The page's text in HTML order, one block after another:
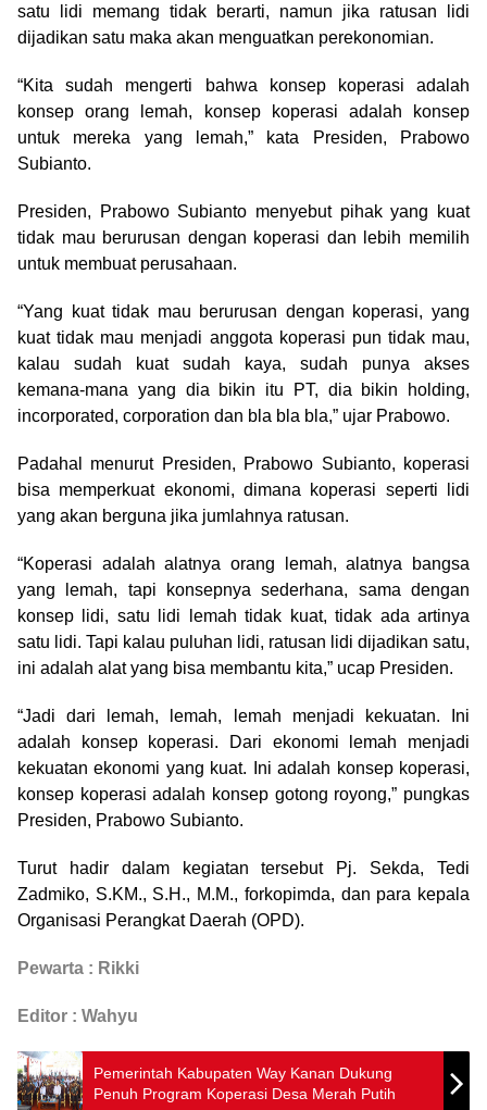
satu lidi memang tidak berarti, namun jika ratusan lidi
dijadikan satu maka akan menguatkan perekonomian.
“Kita sudah mengerti bahwa konsep koperasi adalah
konsep orang lemah, konsep koperasi adalah konsep
untuk mereka yang lemah,” kata Presiden, Prabowo
Subianto.
Presiden, Prabowo Subianto menyebut pihak yang kuat
tidak mau berurusan dengan koperasi dan lebih memilih
untuk membuat perusahaan.
“Yang kuat tidak mau berurusan dengan koperasi, yang
kuat tidak mau menjadi anggota koperasi pun tidak mau,
kalau sudah kuat sudah kaya, sudah punya akses
kemana-mana yang dia bikin itu PT, dia bikin holding,
incorporated, corporation dan bla bla bla,” ujar Prabowo.
Padahal menurut Presiden, Prabowo Subianto, koperasi
bisa memperkuat ekonomi, dimana koperasi seperti lidi
yang akan berguna jika jumlahnya ratusan.
“Koperasi adalah alatnya orang lemah, alatnya bangsa
yang lemah, tapi konsepnya sederhana, sama dengan
konsep lidi, satu lidi lemah tidak kuat, tidak ada artinya
satu lidi. Tapi kalau puluhan lidi, ratusan lidi dijadikan satu,
ini adalah alat yang bisa membantu kita,” ucap Presiden.
“Jadi dari lemah, lemah, lemah menjadi kekuatan. Ini
adalah konsep koperasi. Dari ekonomi lemah menjadi
kekuatan ekonomi yang kuat. Ini adalah konsep koperasi,
konsep koperasi adalah konsep gotong royong,” pungkas
Presiden, Prabowo Subianto.
Turut hadir dalam kegiatan tersebut Pj. Sekda, Tedi
Zadmiko, S.KM., S.H., M.M., forkopimda, dan para kepala
Organisasi Perangkat Daerah (OPD).
Pewarta : Rikki
Editor : Wahyu
Pemerintah Kabupaten Way Kanan Dukung
Penuh Program Koperasi Desa Merah Putih